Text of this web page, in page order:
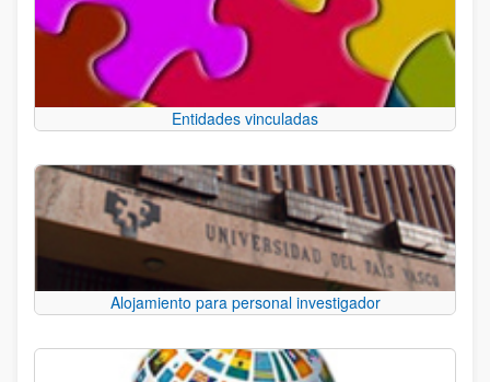
Entidades vinculadas
Alojamiento para personal investigador